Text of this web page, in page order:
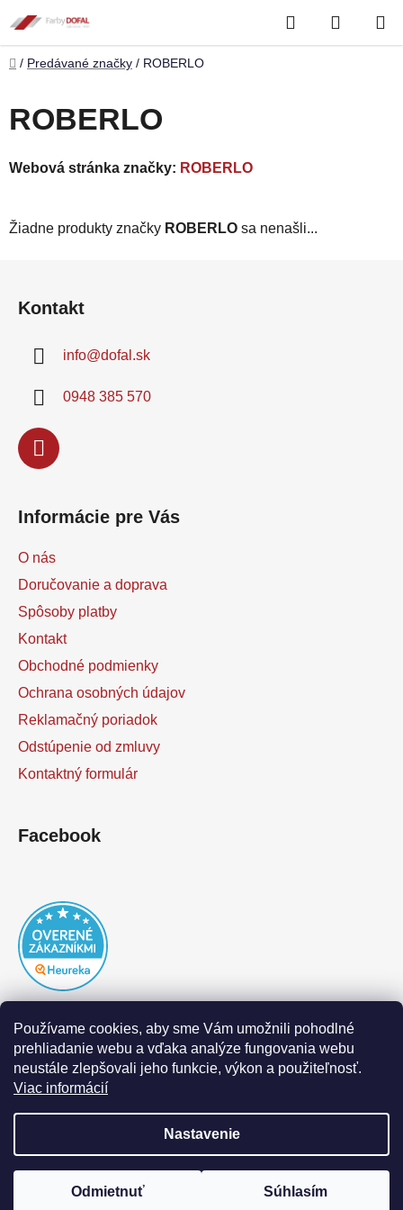
Používame cookies, aby sme Vám umožnili pohodlné
prehliadanie webu a vďaka analýze fungovania webu
neustále zlepšovali jeho funkcie, výkon a použiteľnosť.
Viac informácií
Nastavenie
Odmietnuť Súhlasím
na
obsah
Hľadať
KOŠÍK
Domov
/ Predávané značky / ROBERLO
ROBERLO
Webová stránka značky: ROBERLO
Žiadne produkty značky ROBERLO sa nenašli...
Kontakt
info@dofal.sk
0948 385 570
Informácie pre Vás
O nás
Doručovanie a doprava
Spôsoby platby
Kontakt
Obchodné podmienky
Ochrana osobných údajov
Reklamačný poriadok
Odstúpenie od zmluvy
Kontaktný formulár
Facebook
|Realizoval Appgrade
Copyright 2026
. Všetky práva